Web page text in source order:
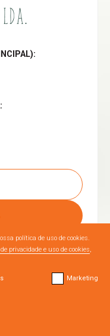
política de uso de cookies.
privacidade e uso de cookies,
Marketing